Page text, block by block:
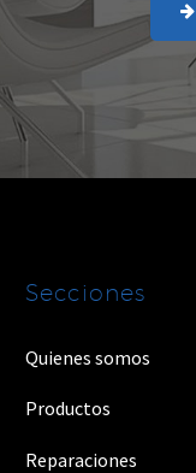

Secciones
Quienes somos
Productos
Reparaciones